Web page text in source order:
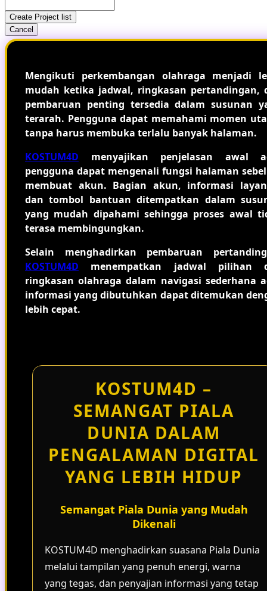
Create Project list
Cancel
Mengikuti perkembangan olahraga menjadi
mudah ketika jadwal, ringkasan pertandingan,
pembaruan penting tersedia dalam susunan
terarah. Pengguna dapat memahami momen
tanpa harus membuka terlalu banyak halaman.
KOSTUM4D menyajikan penjelasan awal
pengguna dapat mengenali fungsi halaman
membuat akun. Bagian akun, informasi
dan tombol bantuan ditempatkan dalam
yang mudah dipahami sehingga proses awal
terasa membingungkan.
Selain menghadirkan pembaruan
KOSTUM4D menempatkan jadwal pilihan
ringkasan olahraga dalam navigasi sederhana
informasi yang dibutuhkan dapat ditemukan
lebih cepat.
KOSTUM4D –
SEMANGAT PIALA
DUNIA DALAM
PENGALAMAN DIGITAL
YANG LEBIH HIDUP
Semangat Piala Dunia yang Mudah
Dikenali
KOSTUM4D menghadirkan suasana Piala Dunia
melalui tampilan yang penuh energi, warna
yang tegas, dan penyajian informasi yang tetap